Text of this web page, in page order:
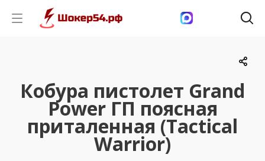
Кобура пистолет Grand
Power ГП поясная
приталенная (Tactical
Warrior)